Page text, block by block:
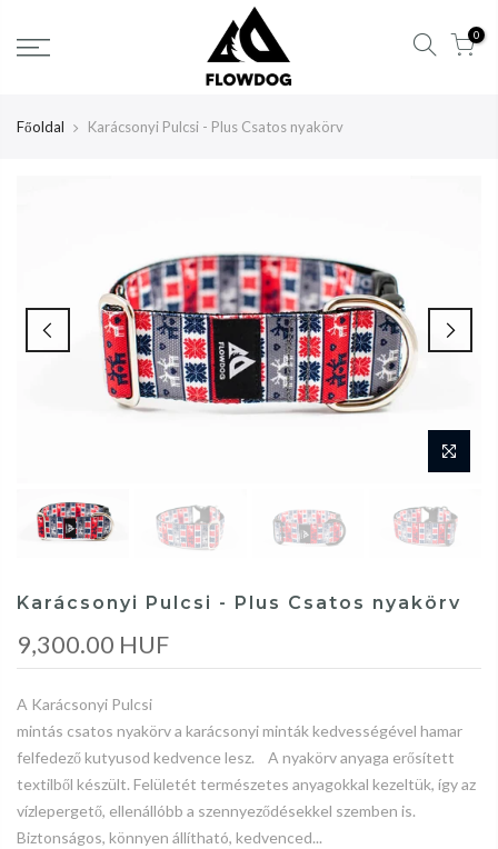
átlépése
0
Főoldal Karácsonyi Pulcsi - Plus Csatos nyakörv
Karácsonyi Pulcsi - Plus Csatos nyakörv
9,300.00 HUF
A Karácsonyi Pulcsi
mintás csatos nyakörv a karácsonyi minták kedvességével hamar
felfedező kutyusod kedvence lesz. A nyakörv anyaga erősített
textilből készült. Felületét természetes anyagokkal kezeltük, így az
vízlepergető, ellenállóbb a szennyeződésekkel szemben is.
Biztonságos, könnyen állítható, kedvenced...